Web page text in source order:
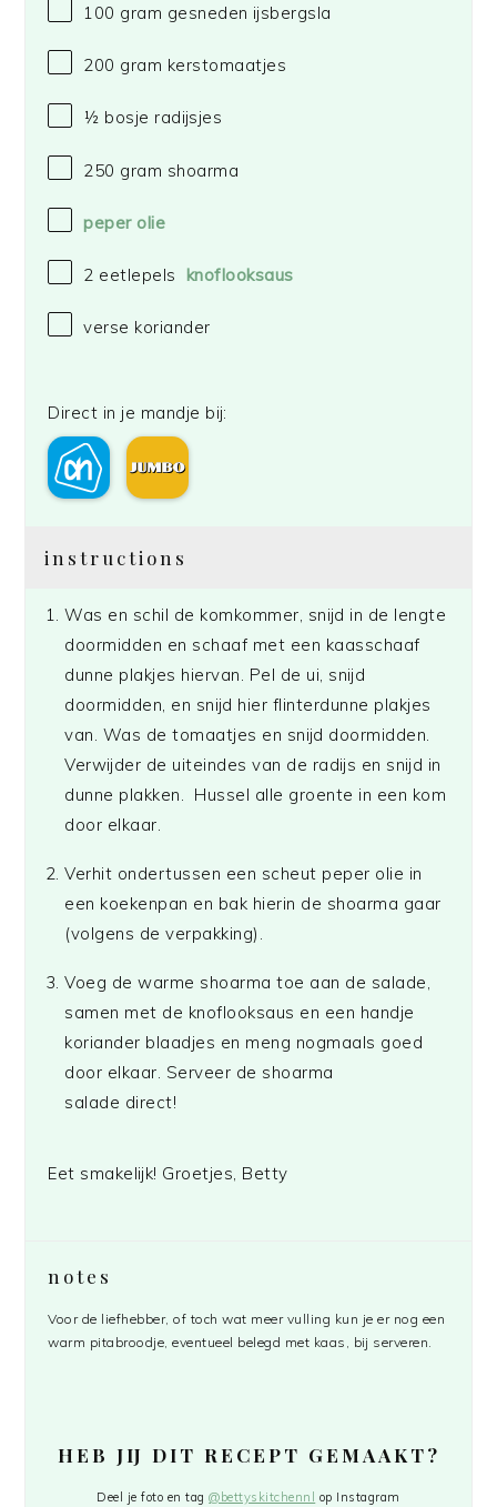
100 gram gesneden ijsbergsla
200 gram kerstomaatjes
½ bosje radijsjes
250 gram shoarma
peper olie
2 eetlepels knoflooksaus
verse koriander
Direct in je mandje bij:
instructions
Was en schil de komkommer, snijd in de lengte
doormidden en schaaf met een kaasschaaf
dunne plakjes hiervan. Pel de ui, snijd
doormidden, en snijd hier flinterdunne plakjes
van. Was de tomaatjes en snijd doormidden.
Verwijder de uiteindes van de radijs en snijd in
dunne plakken. Hussel alle groente in een kom
door elkaar.
Verhit ondertussen een scheut peper olie in
een koekenpan en bak hierin de shoarma gaar
(volgens de verpakking).
Voeg de warme shoarma toe aan de salade,
samen met de knoflooksaus en een handje
koriander blaadjes en meng nogmaals goed
door elkaar. Serveer de shoarma
salade direct!
Eet smakelijk! Groetjes, Betty
notes
Voor de liefhebber, of toch wat meer vulling kun je er nog een
warm pitabroodje, eventueel belegd met kaas, bij serveren.
HEB JIJ DIT RECEPT GEMAAKT?
Deel je foto en tag@bettyskitchennl op Instagram